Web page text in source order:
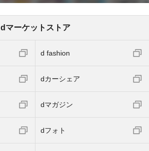
dマーケットストア
d fashion
dカーシェア
dマガジン
dフォト